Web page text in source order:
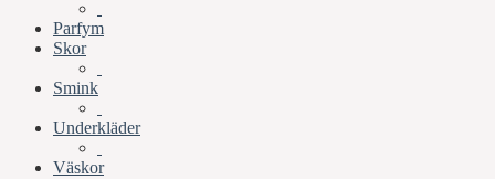
Parfym
Skor
Smink
Underkläder
Väskor